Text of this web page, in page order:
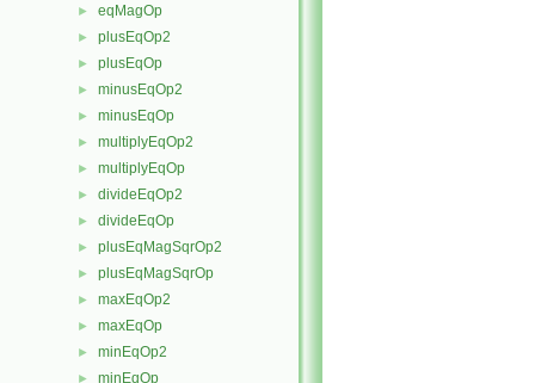
► eqMagOp
► plusEqOp2
► plusEqOp
► minusEqOp2
► minusEqOp
► multiplyEqOp2
► multiplyEqOp
► divideEqOp2
► divideEqOp
► plusEqMagSqrOp2
► plusEqMagSqrOp
► maxEqOp2
► maxEqOp
► minEqOp2
► minEqOp